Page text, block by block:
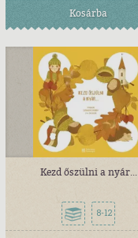
Kosárba
Kezd őszülni a nyár...
8-12